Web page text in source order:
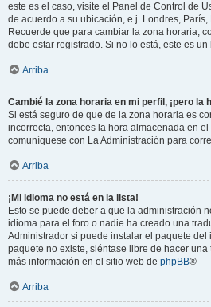
este es el caso, visite el Panel de Control de
de acuerdo a su ubicación, e.j. Londres, París,
Recuerde que para cambiar la zona horaria,
debe estar registrado. Si no lo está, este es
Arriba
Cambié la zona horaria en mi perfil, ¡pero la
Si está seguro de que de la zona horaria es
incorrecta, entonces la hora almacenada en
comuníquese con La Administración para
Arriba
¡Mi idioma no está en la lista!
Esto se puede deber a que la administración
idioma para el foro o nadie ha creado una
Administrador si puede instalar el paquete del
paquete no existe, siéntase libre de hacer
más información en el sitio web de phpBB®
Arriba